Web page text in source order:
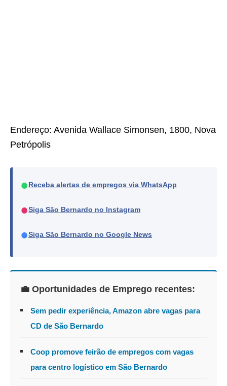
Endereço: Avenida Wallace Simonsen, 1800, Nova
Petrópolis
● Receba alertas de empregos via WhatsApp
●Siga São Bernardo no Instagram
●Siga São Bernardo no Google News
💼 Oportunidades de Emprego recentes:
Sem pedir experiência, Amazon abre vagas para
CD de São Bernardo
Coop promove feirão de empregos com vagas
para centro logístico em São Bernardo